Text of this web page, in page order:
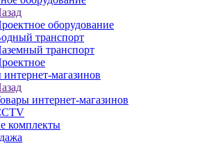
оборудование
транспорт
транспорт
магазинов
интернет-магазинов
комплекты